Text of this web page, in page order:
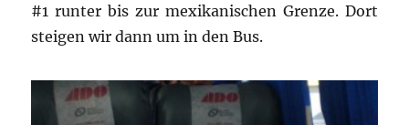
#1 runter bis zur mexikanischen Grenze. Dort
steigen wir dann um in den Bus.